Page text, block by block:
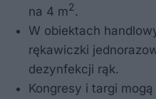
na 4 m2.
W obiektach
rękawiczki
dezynfekcji rąk.
Kongresy i targi